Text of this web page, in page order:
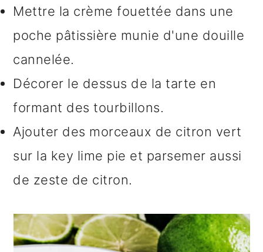
Mettre la crème fouettée dans une
poche pâtissière munie d'une douille
cannelée.
Décorer le dessus de la tarte en
formant des tourbillons.
Ajouter des morceaux de citron vert
sur la key lime pie et parsemer aussi
de zeste de citron.